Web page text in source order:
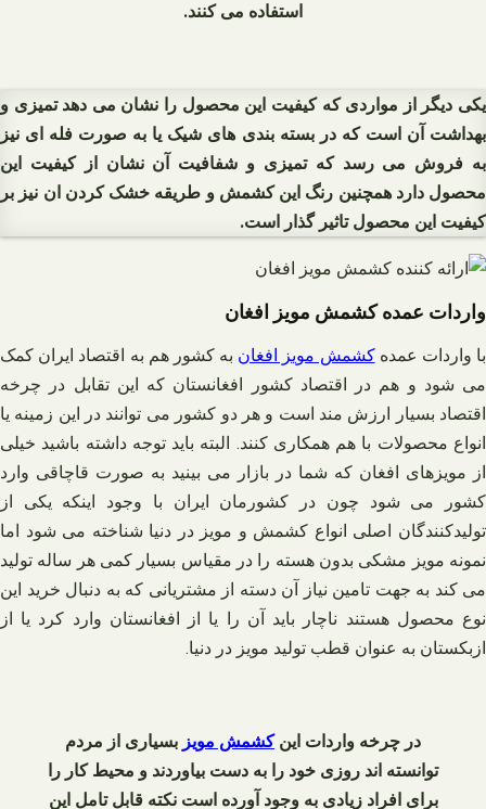
استفاده می‌ کنند.
یکی دیگر از مواردی که کیفیت این محصول را نشان می دهد تمیزی و
بهداشت آن است که در بسته بندی های شیک یا به صورت فله ای نیز
به فروش می رسد که تمیزی و شفافیت آن نشان از کیفیت این
محصول دارد همچنین رنگ این کشمش و طریقه خشک کردن ان نیز بر
کیفیت این محصول تاثیر گذار است.
واردات عمده کشمش مویز افغان
با واردات عمدهکشمش مویز افغان به کشور هم به اقتصاد ایران کمک
می شود و هم در اقتصاد کشور افغانستان که این تقابل در چرخه
اقتصاد بسیار ارزش مند است و هر دو کشور می توانند در این زمینه یا
انواع محصولات با هم همکاری کنند. البته باید توجه داشته باشید خیلی
از مویزهای افغان که شما در بازار می‌ بینید به صورت قاچاقی وارد
کشور می‌ شود چون در کشورمان ایران با وجود اینکه یکی از
تولیدکنندگان اصلی انواع کشمش و مویز در دنیا شناخته می‌ شود اما
نمونه مویز مشکی بدون هسته را در مقیاس بسیار کمی هر ساله تولید
می‌ کند به جهت تامین نیاز آن دسته از مشتریانی که به دنبال خرید این
نوع محصول هستند ناچار باید آن را یا از افغانستان وارد کرد یا از
ازبکستان به عنوان قطب تولید مویز در دنیا.
در چرخه واردات اینکشمش مویز بسیاری از مردم
توانسته اند روزی خود را به دست بیاوردند و محیط کار را
برای افراد زیادی به وجود آورده است نکته قابل تامل این